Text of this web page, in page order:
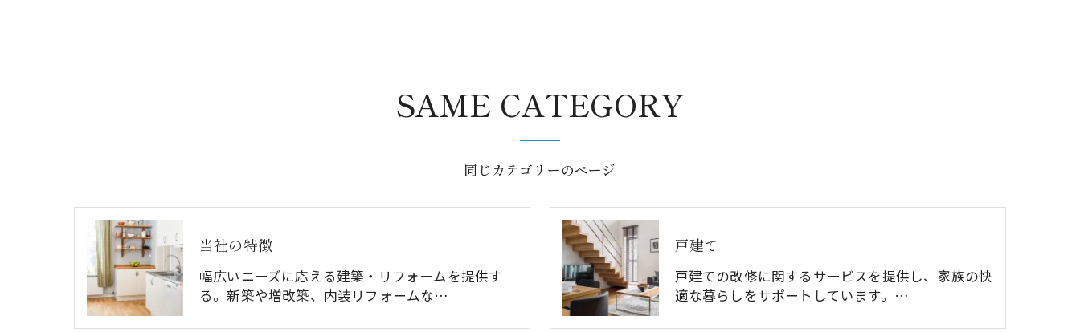
同じカテゴリーのページ
SAME CATEGORY
当社の特徴
幅広いニーズに応える建築・リフォームを提供す
る。新築や増改築、内装リフォームな…
戸建て
戸建ての改修に関するサービスを提供し、家族の快
適な暮らしをサポートしています。…